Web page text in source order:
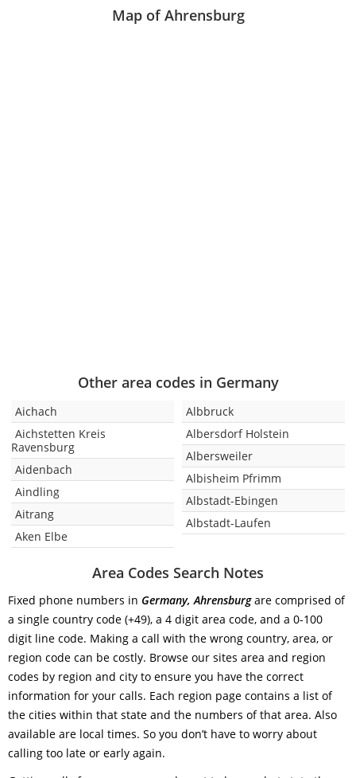
Map of Ahrensburg
Other area codes in Germany
Aichach
Aichstetten Kreis
Ravensburg
Aidenbach
Aindling
Aitrang
Aken Elbe
Albbruck
Albersdorf Holstein
Albersweiler
Albisheim Pfrimm
Albstadt-Ebingen
Albstadt-Laufen
Area Codes Search Notes
Fixed phone numbers in Germany, Ahrensburgare comprised of
a single country code (+49), a 4 digit area code, and a 0-100
digit line code. Making a call with the wrong country, area, or
region code can be costly. Browse our sites area and region
codes by region and city to ensure you have the correct
information for your calls. Each region page contains a list of
the cities within that state and the numbers of that area. Also
available are local times. So you don’t have to worry about
calling too late or early again.